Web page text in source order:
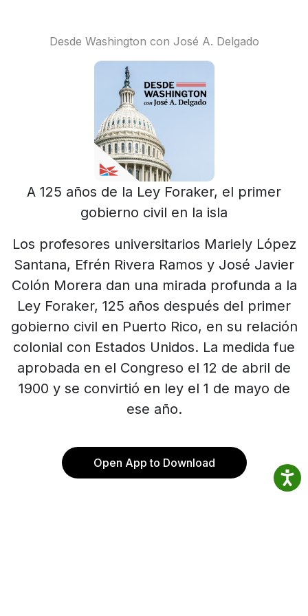
Desde Washington con José A. Delgado
A 125 años de la Ley Foraker, el primer
gobierno civil en la isla
Los profesores universitarios Mariely López
Santana, Efrén Rivera Ramos y José Javier
Colón Morera dan una mirada profunda a la
Ley Foraker, 125 años después del primer
gobierno civil en Puerto Rico, en su relación
colonial con Estados Unidos. La medida fue
aprobada en el Congreso el 12 de abril de
1900 y se convirtió en ley el 1 de mayo de
ese año.
Open App to Download